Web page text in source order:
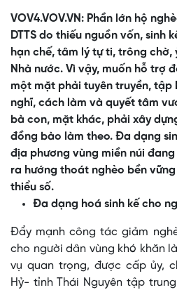
VOV4.VOV.VN: Phần lớn hộ
DTTS do thiếu nguồn vốn, sinh
hạn chế, tâm lý tự ti, trông chờ,
Nhà nước. Vì vậy, muốn hỗ trợ
một mặt phải tuyên truyền, tập
nghĩ, cách làm và quyết tâm
bà con, mặt khác, phải xây
đồng bào làm theo. Đa dạng
địa phương vùng miền núi
ra hướng thoát nghèo bền
thiểu số.
Đa dạng hoá sinh kế cho
Đẩy mạnh công tác giảm
cho người dân vùng khó khăn
vụ quan trọng, được cấp ủy,
Hỷ- tỉnh Thái Nguyên tập